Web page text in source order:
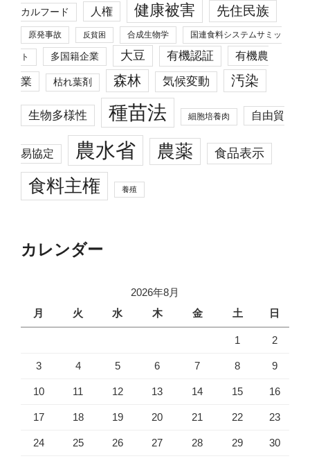
カルフード 人権 健康被害 先住民族
原発事故 反貧困 合成生物学 国連食料システムサミッ
ト 多国籍企業 大豆 有機認証 有機農
業 枯れ葉剤 森林 気候変動 汚染
生物多様性 種苗法 細胞培養肉 自由貿
易協定 農水省 農薬 食品表示
食料主権 養殖
カレンダー
2026年8月
月
火 水 木 金 土 日
1 2
3 4 5 6 7 8 9
10 11 12 13 14 15 16
17 18 19 20 21 22 23
24 25 26 27 28 29 30